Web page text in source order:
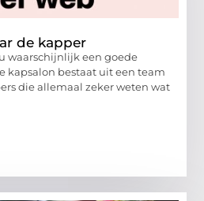
de kapper
waarschijnlijk een goede
kapsalon bestaat uit een team
die allemaal zeker weten wat